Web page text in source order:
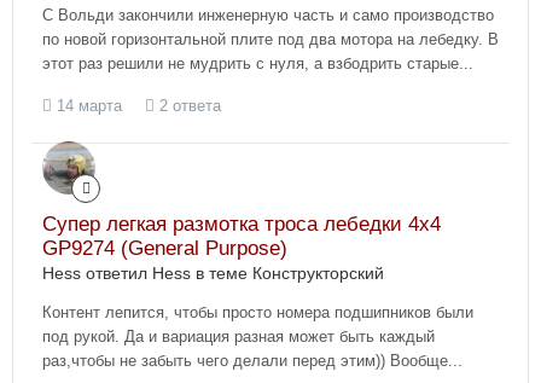
С Вольди закончили инженерную часть и само производство
по новой горизонтальной плите под два мотора на лебедку. В
этот раз решили не мудрить с нуля, а взбодрить старые...
14 марта 2 ответа
Супер легкая размотка троса лебедки 4x4
GP9274 (General Purpose)
Hess ответил Hess в теме Конструкторский
Контент лепится, чтобы просто номера подшипников были
под рукой. Да и вариация разная может быть каждый
раз,чтобы не забыть чего делали перед этим)) Вообще...